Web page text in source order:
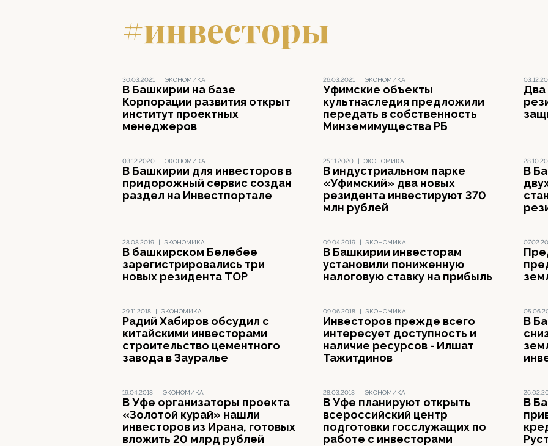
#инвесторы
30.03.2021 | ЭКОНОМИКА
В Башкирии на базе
Корпорации развития открыт
институт проектных
менеджеров
26.03.2021 | ЭКОНОМИКА
Уфимские объекты
культнаследия предложили
передать в собственность
Минземимущества РБ
Два
03.12.2020 | ЭКОНОМИКА
В Башкирии для инвесторов в
придорожный сервис создан
раздел на Инвестпортале
25.11.2020 | ЭКОНОМИКА
В индустриальном парке
«Уфимский» два новых
резидента инвестируют 370
млн рублей
В
28.08.2019 | ЭКОНОМИКА
В башкирском Белебее
зарегистрировались три
новых резидента ТОР
09.04.2019 | ЭКОНОМИКА
В Башкирии инвесторам
установили пониженную
налоговую ставку на прибыль
29.11.2018 | ЭКОНОМИКА
Радий Хабиров обсудил с
китайскими инвесторами
строительство цементного
завода в Зауралье
09.06.2018 | ЭКОНОМИКА
Инвесторов прежде всего
интересует доступность и
наличие ресурсов - Илшат
Тажитдинов
В
19.04.2018 | ЭКОНОМИКА
В Уфе организаторы проекта
«Золотой курай» нашли
инвесторов из Ирана, готовых
вложить 20 млрд рублей
28.03.2018 | ЭКОНОМИКА
В Уфе планируют открыть
всероссийский центр
подготовки госслужащих по
работе с инвесторами
В